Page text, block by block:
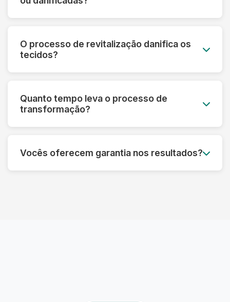
prévia e informamos o que é possível restaurar
O processo de revitalização danifica os
tecidos?
prolongar a vida útil das roupas, sempre
respeitando as características de cada material.
Quanto tempo leva o processo de
transformação?
de restauração podem precisar de um tempo
adicional para garantir o melhor resultado.
Vocês oferecem garantia nos resultados?